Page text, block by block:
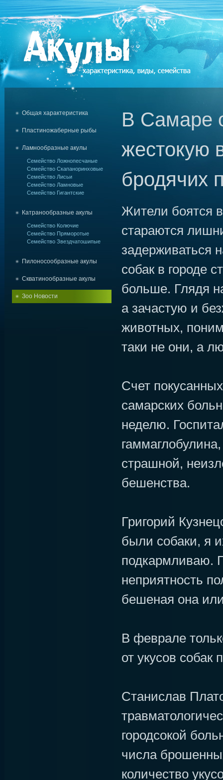
Общая характеристика
Пластиножаберные рыбы
Ламнообразные акулы
Семейство Ложнопесчаные
Семейство Скапаноринховые
Семейство Лисьи
Семейство Ламновые
Семейство Гигантские
Катранообразные акулы
Семейство Колючие
Семейство Пряморотые
Семейство Звездчатошипые
Пилоносообразные акулы
Скватинообразные акулы
Зоо Новости
В Самаре
жестокую
бродячих
Жители боятся
стараются
задерживаться
собак в городе
больше. Глядя
а зачастую и
животных,
таки не они, а
Счет
самарских
неделю.
страшной,
бешенства.
Григорий
были собаки, я
подкармливаю.
неприятность
бешеная она
В феврале
от укусов собак
Станислав
городсокой
числа
количество